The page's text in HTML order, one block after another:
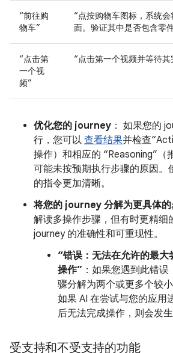
“前往购
物车”
“点按购物车图标，系统
面。验证其中是否包含零
“点击第
一个视
频”
“点击第一个视频并等待其
优化您的 journey ： 如果您的
行，您可以 查看结果并检查
操作）和相应的 “Reasoning”（
可能未按预期执行步骤的原因。
的指令更加清晰。
将您的 journey 分解为更具体的
解读多操作步骤，但有时更精细
journey 的准确性和可重现性。
“错误：无法在允许的最大
操作” ：如果您遇到此错
骤分解为两个或更多个较
如果 AI 在尝试与您的应用
后无法完成操作，则会发生
受支持和不受支持的功能